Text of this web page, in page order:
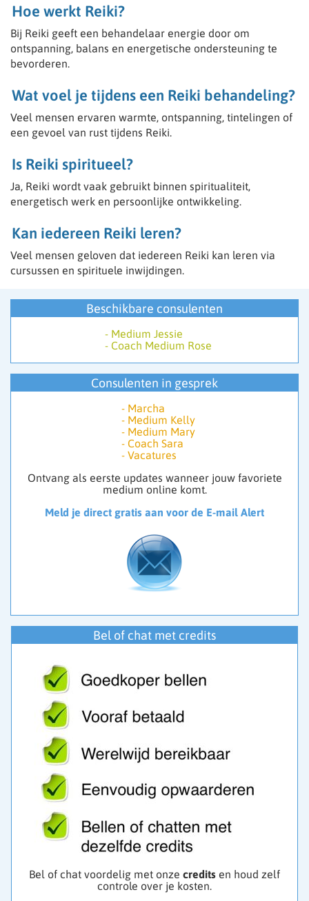
Wij zijn op zoek naar gemotiveerde consulenten.
Spreekt onderstaande je aan, vul het vacature
formulier in en we zullen contact opnemen voor een
gesprek.
- Zelfstandig ondernemer
- Medium
- Paragnost
- Kaartleggen wel belangrijk dat er dan ook een gave is
bv Helderziend
- Spiritueel en paranormaal begaafd
- Thuis in de wet van aantrekking.
- Astroloog
- Channeling
- Aura lezen
- Nummeroloog/ Astroloog
- Pendelaar
- Reiki
“We selecteren onze medewerkers met zorg”
Wij bieden je een professionele werkomgeving waarin
👉 Meld je aan en start direct met werken vanuit jouw
Wil je consulent worden? Klik op ‘Vacature’ via het
Hoe werkt Reiki?
Bij Reiki geeft een behandelaar energie door om
ontspanning, balans en energetische ondersteuning te
bevorderen.
Wat voel je tijdens een Reiki behandeling?
Veel mensen ervaren warmte, ontspanning, tintelingen of
een gevoel van rust tijdens Reiki.
Is Reiki spiritueel?
Ja, Reiki wordt vaak gebruikt binnen spiritualiteit,
energetisch werk en persoonlijke ontwikkeling.
Kan iedereen Reiki leren?
Veel mensen geloven dat iedereen Reiki kan leren via
cursussen en spirituele inwijdingen.
Beschikbare consulenten
- Medium Jessie
- Coach Medium Rose
Consulenten in gesprek
- Marcha
- Medium Kelly
- Medium Mary
- Coach Sara
- Vacatures
Ontvang als eerste updates wanneer jouw favoriete
medium online komt.
Meld je direct gratis aan voor de E-mail Alert
Bel of chat met credits
Bel of chat voordelig met onze credits en houd zelf
controle over je kosten.